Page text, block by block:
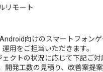
リモート
Android向けのスマートフォン
用をご担当いただきます。
ェクトの状況に応じて下記ご
開発工数の見積り、改善案提案